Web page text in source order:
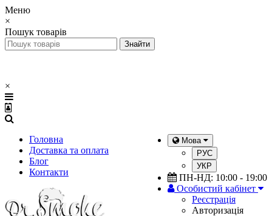
Меню
×
Пошук товарів
×
Головна
Доставка та оплата
Блог
Контакти
Мова
РУС
УКР
ПН-НД: 10:00 - 19:00
Особистий кабінет
Реєстрація
Авторизація